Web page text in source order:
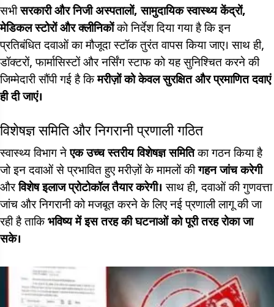
सभीसरकारी और निजी अस्पतालों, सामुदायिक स्वास्थ्य केंद्रों,
मेडिकल स्टोरों और क्लीनिकोंको निर्देश दिया गया है कि इन
प्रतिबंधित दवाओं का मौजूदा स्टॉक तुरंत वापस किया जाए। साथ ही,
डॉक्टरों, फार्मासिस्टों और नर्सिंग स्टाफ को यह सुनिश्चित करने की
जिम्मेदारी सौंपी गई है किमरीज़ों को केवल सुरक्षित और प्रमाणित दवाएं
ही दी जाएं।
विशेषज्ञ समिति और निगरानी प्रणाली गठित
स्वास्थ्य विभाग नेएक उच्च स्तरीय विशेषज्ञ समितिका गठन किया है
जो इन दवाओं से प्रभावित हुए मरीज़ों के मामलों कीगहन जांच करेगी
औरविशेष इलाज प्रोटोकॉल तैयार करेगी। साथ ही, दवाओं की गुणवत्ता
जांच और निगरानी को मजबूत करने के लिए नई प्रणाली लागू की जा
रही है ताकिभविष्य में इस तरह की घटनाओं को पूरी तरह रोका जा
सके।